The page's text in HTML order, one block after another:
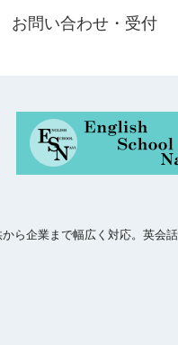
お問い合わせ・受付
ら企業まで幅広く対応。英会